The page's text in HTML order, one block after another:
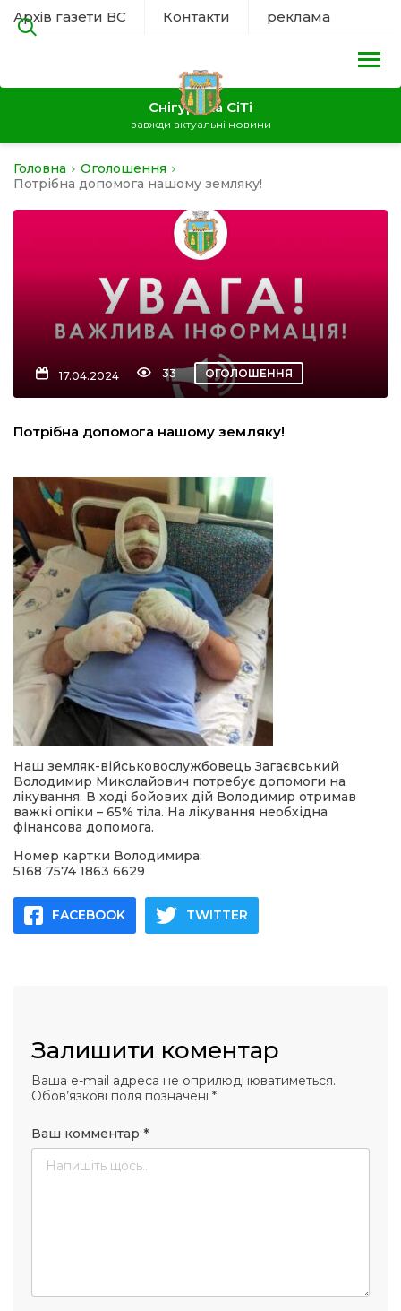
Архів газети ВС Контакти реклама
Снігурівка СіТі
завжди актуальні новини
політика
Головна
Оголошення
Потрібна допомога нашому земляку!
17.04.2024 33 ОГОЛОШЕННЯ
Потрібна допомога нашому земляку!
Наш земляк-військовослужбовець Загаєвський
Володимир Миколайович потребує допомоги на
лікування. В ході бойових дій Володимир отримав
важкі опіки – 65% тіла. На лікування необхідна
фінансова допомога.
Номер картки Володимира:
5168 7574 1863 6629
FACEBOOK TWITTER
Залишити коментар
Ваша e-mail адреса не оприлюднюватиметься.
Обов’язкові поля позначені *
Ваш комментар *